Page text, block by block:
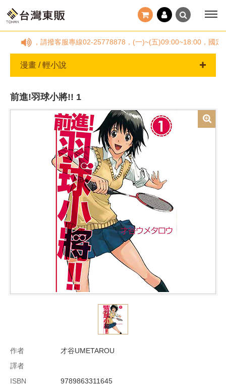
疑問，請撥客服專線02-25778878，(一)~(五)09:00~18:00，國定假
漫畫 / 輕小說
前進!羽球小將!! 1
作者
才谷UMETAROU
譯者
ISBN
9789863311645